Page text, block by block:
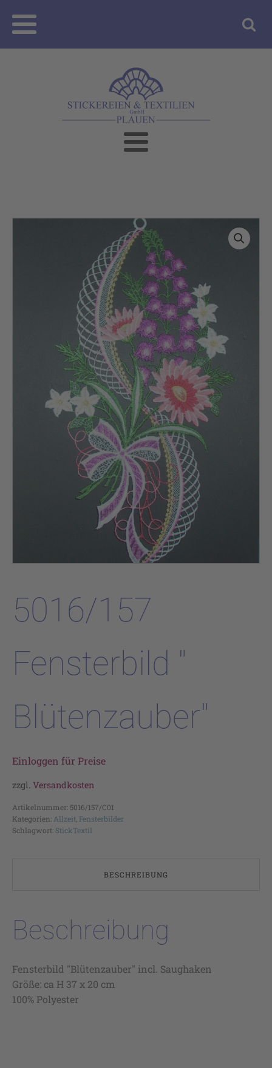
5016/157
Fensterbild "
Blütenzauber"
Einloggen für Preise
zzgl. Versandkosten
Artikelnummer: 5016/157/C01
Kategorien: Allzeit, Fensterbilder
Schlagwort: StickTextil
BESCHREIBUNG
Beschreibung
Fensterbild "Blütenzauber" incl. Saughaken
Größe: ca H 37 x 20 cm
100% Polyester